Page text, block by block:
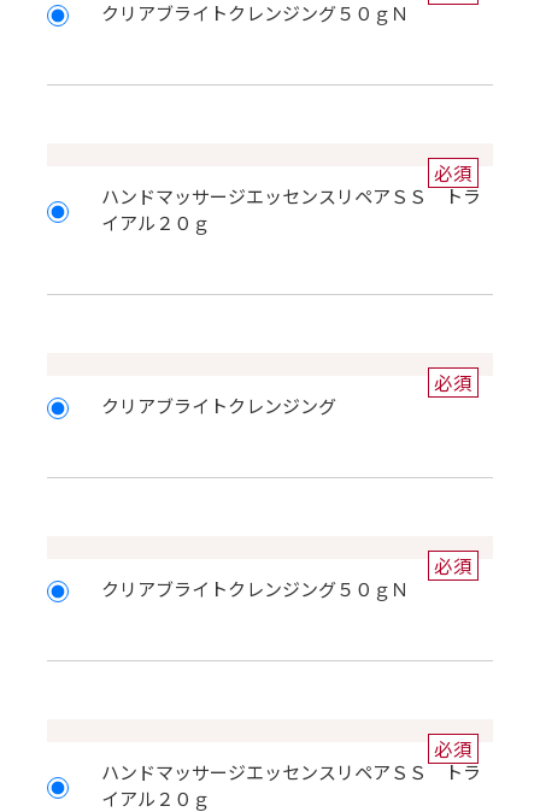
クリアブライトクレンジング５０ｇＮ
必須
ハンドマッサージエッセンスリペアＳＳ トラ
イアル２０ｇ
必須
クリアブライトクレンジング
必須
クリアブライトクレンジング５０ｇＮ
必須
ハンドマッサージエッセンスリペアＳＳ トラ
イアル２０ｇ